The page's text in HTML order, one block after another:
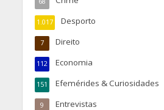
Desporto
1.017
Direito
7
Economia
112
Efemérides & Curiosidades
151
Entrevistas
9